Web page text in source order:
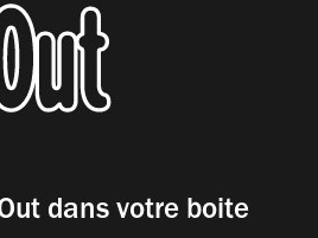
dans votre boite